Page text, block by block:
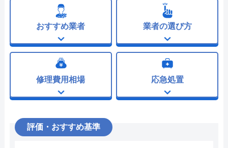
おすすめ業者 業者の選び方
修理費用相場 応急処置
評価・おすすめ基準